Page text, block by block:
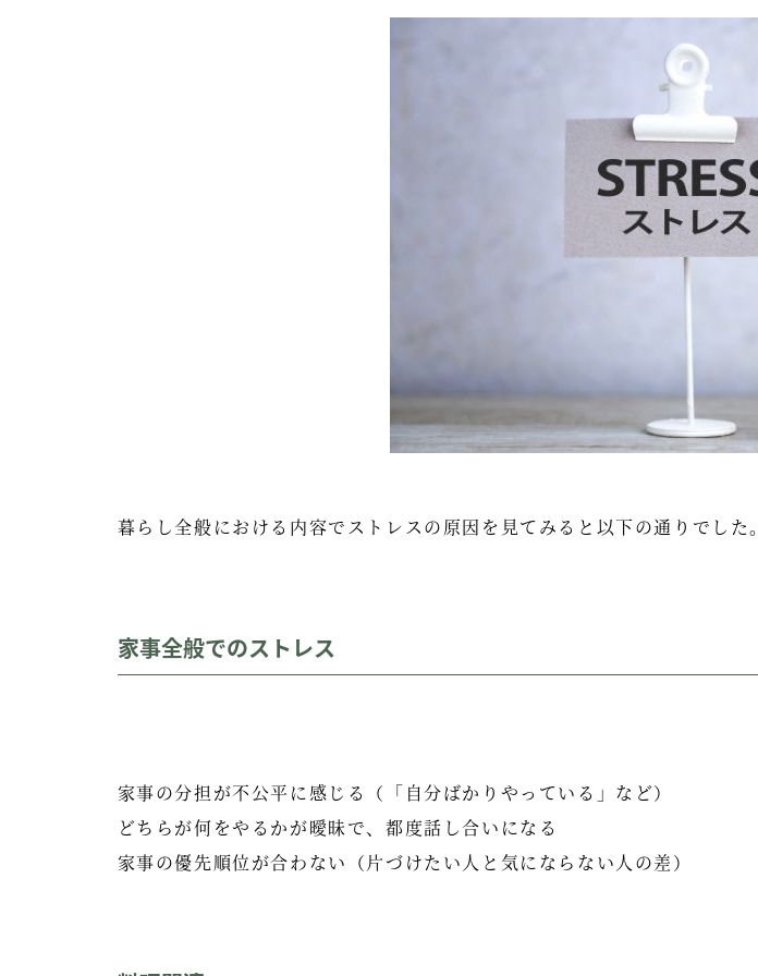
暮らし全般における内容でストレスの原因を見てみると以下の通りでした。
家事全般でのストレス
家事の分担が不公平に感じる（「自分ばかりやっている」など）
どちらが何をやるかが曖昧で、都度話し合いになる
家事の優先順位が合わない（片づけたい人と気にならない人の差）